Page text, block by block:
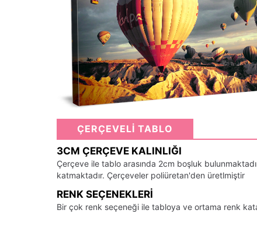
ÇERÇEVELİ TABLO
3CM ÇERÇEVE KALINLIĞI
Çerçeve ile tablo arasında 2cm boşluk
katmaktadır. Çerçeveler poliüretan'den üretlmiştir
RENK SEÇENEKLERI
Bir çok renk seçeneği ile tabloya ve ortama renk